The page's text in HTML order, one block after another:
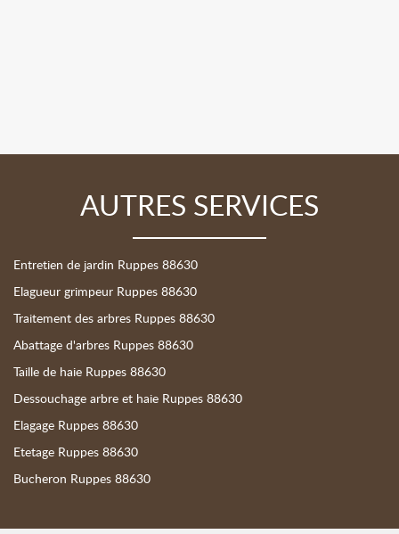
AUTRES SERVICES
Entretien de jardin Ruppes 88630
Elagueur grimpeur Ruppes 88630
Traitement des arbres Ruppes 88630
Abattage d'arbres Ruppes 88630
Taille de haie Ruppes 88630
Dessouchage arbre et haie Ruppes 88630
Elagage Ruppes 88630
Etetage Ruppes 88630
Bucheron Ruppes 88630